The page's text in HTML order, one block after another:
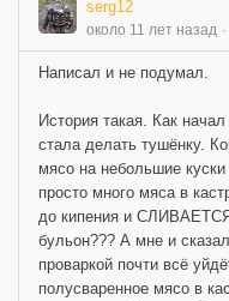
serg12
около 11 лет назад
Написал и не подумал.
История такая. Как
стала делать тушёнку.
мясо на небольшие куски
просто много мяса в
до кипения и
бульон??? А мне и
проваркой почти всё
полусваренное мясо в